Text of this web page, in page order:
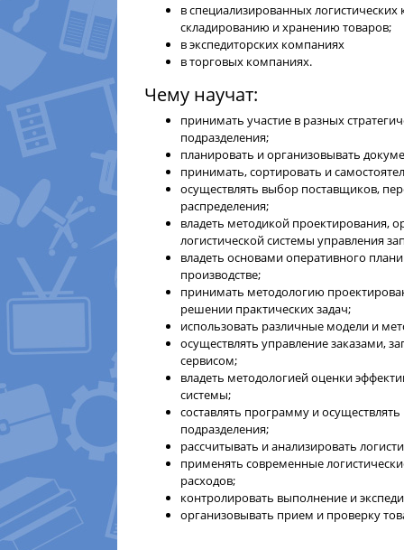
в специализированных
складированию и хранению товаров;
в экспедиторских компаниях
в торговых компаниях.
Чему научат:
принимать участие в разных
подразделения;
планировать и организовывать
принимать, сортировать и
осуществлять выбор поставщиков,
распределения;
владеть методикой проектирования,
логистической системы управления
владеть основами оперативного
производстве;
принимать методологию
решении практических задач;
использовать различные модели и
осуществлять управление заказами,
сервисом;
владеть методологией оценки
системы;
составлять программу и
подразделения;
рассчитывать и анализировать
применять современные
расходов;
контролировать выполнение и
организовывать прием и проверку